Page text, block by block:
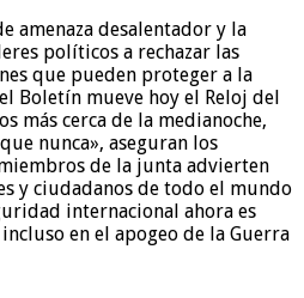
amenaza desalentador y la
políticos a rechazar las
que pueden proteger a la
Boletín mueve hoy el Reloj del
más cerca de la medianoche,
nunca», aseguran los
de la junta advierten
y ciudadanos de todo el mundo
internacional ahora es
en el apogeo de la Guerra